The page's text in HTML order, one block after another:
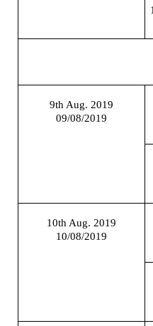
9th Aug. 2019
09/08/2019
10th Aug. 2019
10/08/2019